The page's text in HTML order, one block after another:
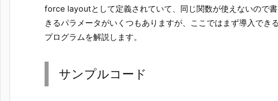
force layoutとして定義されていて、同じ関数が使えないので
きるパラメータがいくつもありますが、ここではまず導入でき
プログラムを解説します。
サンプルコード